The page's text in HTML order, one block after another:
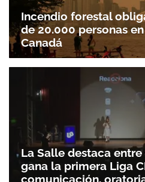
Incendio forestal
de 20.000 personas
Canadá
La Salle destaca
gana la primera Liga
comunicación,